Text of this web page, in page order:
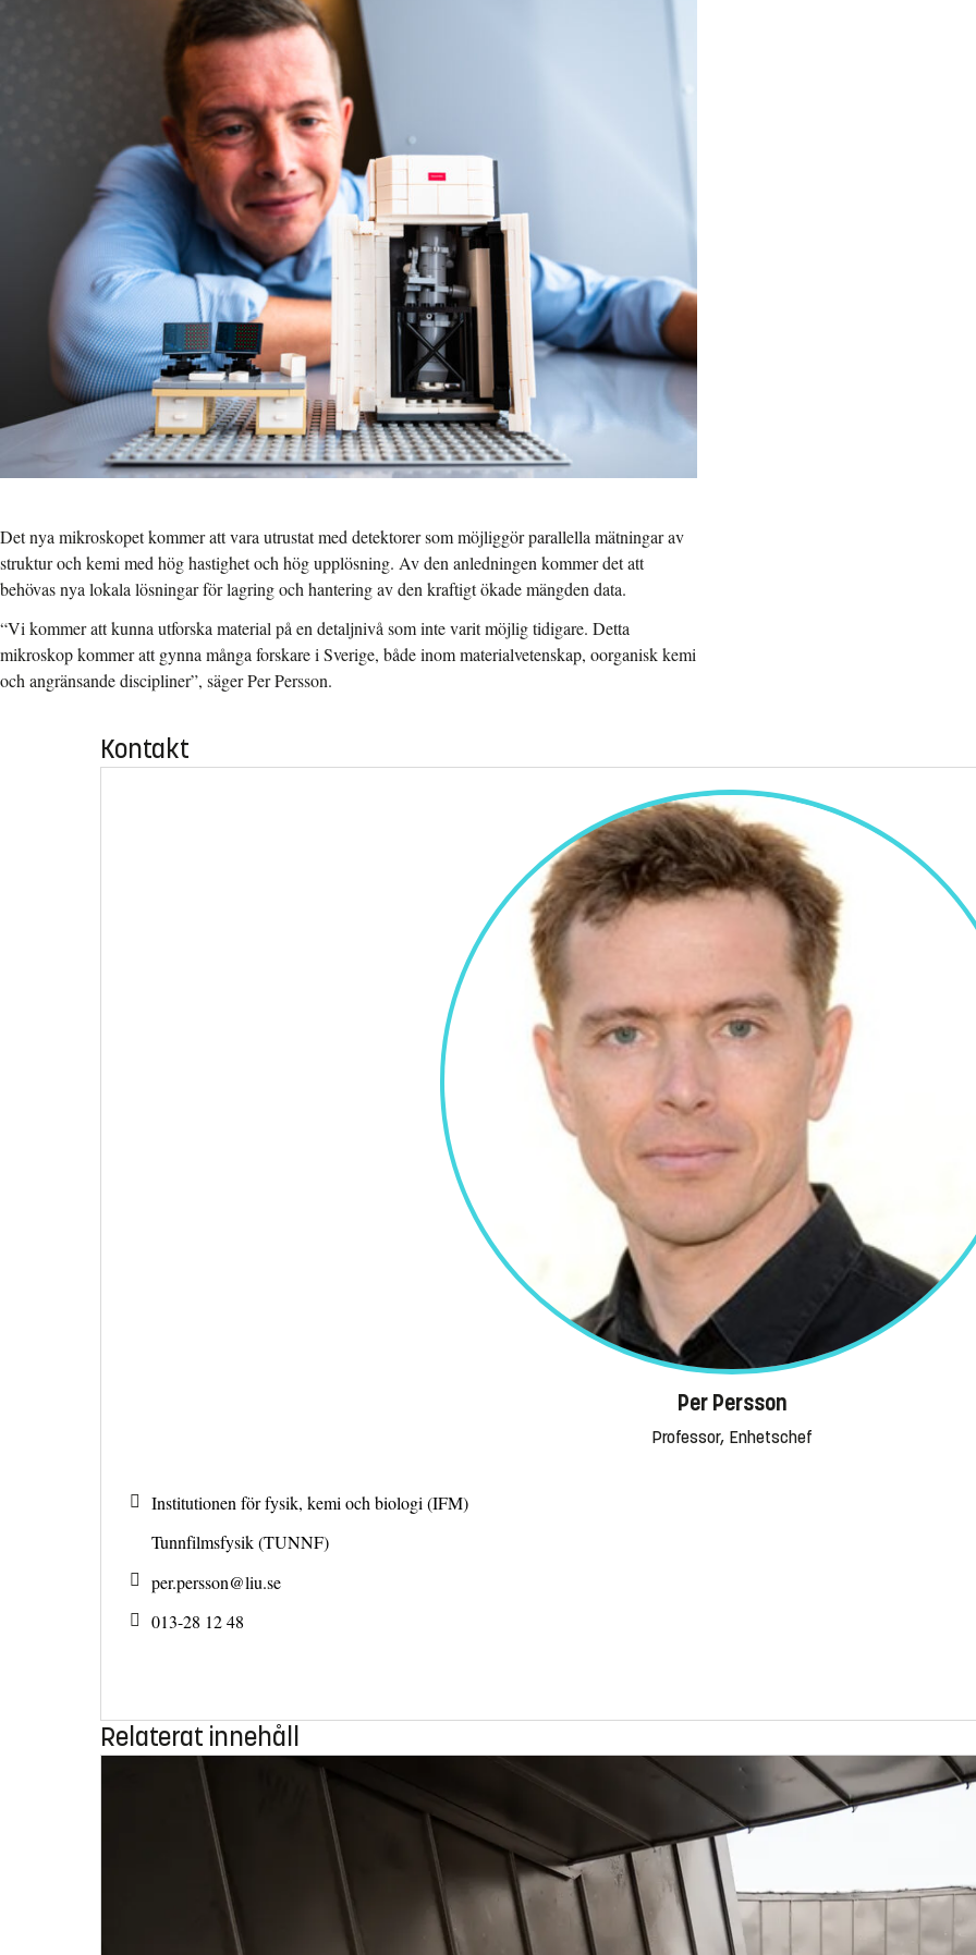
Det nya mikroskopet kommer att vara utrustat med detektorer som möjliggör parallella mätningar av
struktur och kemi med hög hastighet och hög upplösning. Av den anledningen kommer det att
behövas nya lokala lösningar för lagring och hantering av den kraftigt ökade mängden data.
“Vi kommer att kunna utforska material på en detaljnivå som inte varit möjlig tidigare. Detta
mikroskop kommer att gynna många forskare i Sverige, både inom materialvetenskap, oorganisk kemi
och angränsande discipliner”, säger Per Persson.
Kontakt
Per Persson
Professor, Enhetschef
Institutionen för fysik, kemi och biologi (IFM)
Tunnfilmsfysik (TUNNF)
per.persson@liu.se
013-28 12 48
Relaterat innehåll